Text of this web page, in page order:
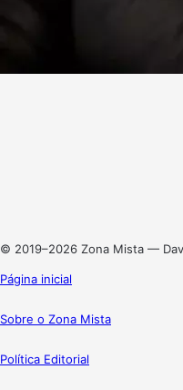
© 2019–2026 Zona Mista —
Página inicial
Sobre o Zona Mista
Política Editorial